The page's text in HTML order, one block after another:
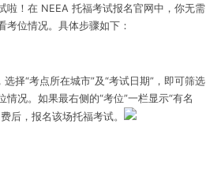
啦！在 NEEA 托福考试报名官网中，你无需
考位情况。具体步骤如下：
选择“考点所在城市”及“考试日期”，即可筛选
况。如果最右侧的“考位”一栏显示“有名
后，报名该场托福考试。